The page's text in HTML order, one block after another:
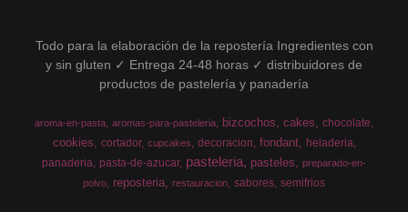
Todo para la elaboración de la repostería Ingredientes con
y sin gluten ✓ Entrega 24-48 horas ✓ distribuidores de
productos de pastelería y panadería
aroma-en-pasta aromas-para-pasteleria bizcochos cakes chocolate
cookies cortador cupcakes decoracion fondant
heladeria
panaderia pasta-de-azucar pasteleria pasteles
preparado-en-
polvo
reposteria restauracion sabores semifrios